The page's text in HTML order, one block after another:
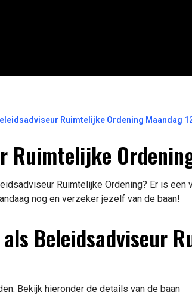
Ruimtelijke Ordening Maandag
Ruimtelijke
Ruimtelijke Ordening? Er is een
nog en verzeker jezelf van de baan!
als Beleidsadviseur
Bekijk hieronder de details van de baan